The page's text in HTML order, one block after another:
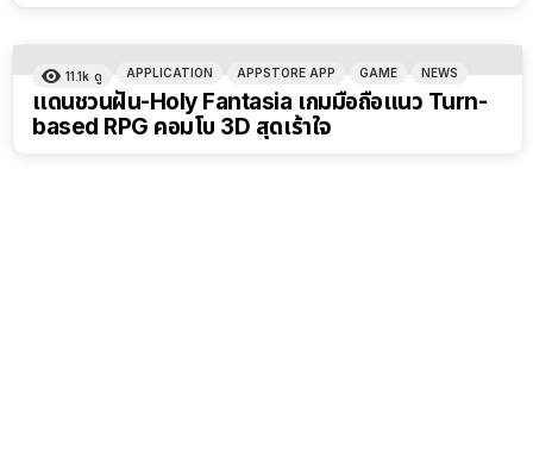
11.1k ดู APPLICATION APPSTORE APP GAME NEWS
แดนชวนฝัน-Holy Fantasia เกมมือถือแนว Turn-
based RPG คอมโบ 3D สุดเร้าใจ